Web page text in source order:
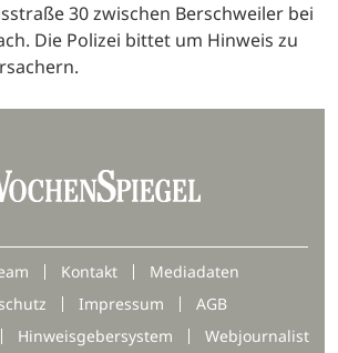
30 zwischen Berschweiler bei
Die Polizei bittet um Hinweis zu
Kontakt
Mediadaten
Impressum
AGB
Hinweisgebersystem Webjournalist